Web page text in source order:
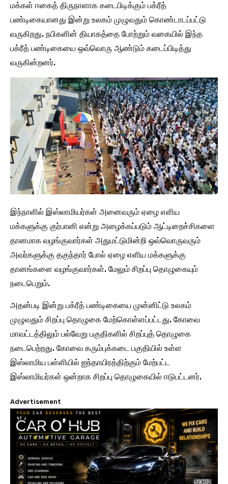
மக்கள் ஈகைத் திருநாளாக கடைபிடிக்கும் பக்ரீத்
பண்டிகையானது இன்று உலகம் முழுவதும் கொண்டாடப்பட்டு
வருகிறது. நபிகளின் தியாகத்தை போற்றும் வகையில் இந்த
பக்ரீத் பண்டிகையை ஒவ்வொரு ஆண்டும் கடைப்பிடித்து
வருகின்றனர்.
இந்நாளில் இஸ்லாமியர்கள் அனைவரும் ஏழை எளிய
மக்களுக்கு குர்பானி என்று அழைக்கப்படும் ஆட்டிறைச்சிகளை
தானமாக வழங்குவார்கள் அதுமட்டுமின்றி ஒவ்வொருவரும்
அவர்களுக்கு தகுந்தார் போல் ஏழை எளிய மக்களுக்கு
தானங்களை வழங்குவார்கள். மேலும் சிறப்பு தொழுகையும்
நடைபெறும்.
அதன்படி இன்று பக்ரீத் பண்டிகையை முன்னிட்டு உலகம்
முழுவதும் சிறப்பு தொழுகை மேற்கொள்ளப்பட்டது. கோவை
மாவட்டத்திலும் பல்வேறு பகுதிகளில் சிறப்புத் தொழுகை
நடைபெற்றது. கோவை கரும்புக்கடை பகுதியில் உள்ள
இஸ்லாமிய பள்ளியில் ஐந்தாயிரத்திற்கும் மேற்பட்ட
இஸ்லாமியர்கள் ஒன்றாக சிறப்பு தொழுகையில் ஈடுபட்டனர்.
Advertisement